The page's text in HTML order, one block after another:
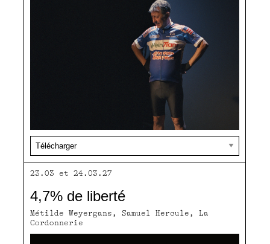
23.03 et 24.03.27
4,7% de liberté
Métilde Weyergans, Samuel Hercule, La
Cordonnerie